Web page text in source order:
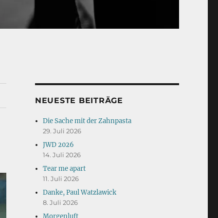
NEUESTE BEITRÄGE
Die Sache mit der Zahnpasta
29. Juli 2026
JWD 2026
14. Juli 2026
Tear me apart
11. Juli 2026
Danke, Paul Watzlawick
8. Juli 2026